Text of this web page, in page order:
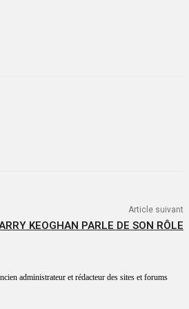
Article suivant
KEOGHAN PARLE DE SON RÔLE
administrateur et rédacteur des sites et forums